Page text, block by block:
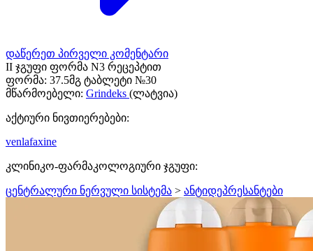
დაწერეთ პირველი კომენტარი
II ჯგუფი ფორმა N3 რეცეპტით
ფორმა: 37.5მგ ტაბლეტი №30
მწარმოებელი: Grindeks (ლატვია)
აქტიური ნივთიერებები:
venlafaxine
კლინიკო-ფარმაკოლოგიური ჯგუფი:
ცენტრალური ნერვული სისტემა > ანტიდეპრესანტები